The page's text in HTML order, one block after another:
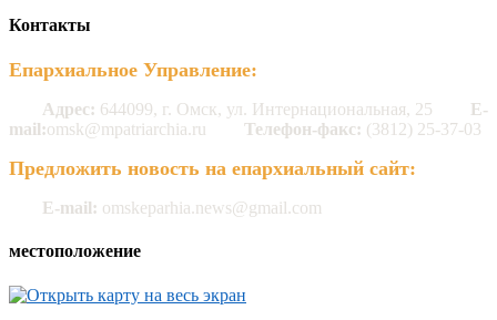
Контакты
Епархиальное Управление:
Адрес: 644099, г. Омск, ул. Интернациональная, 25
E-
mail:omsk@mpatriarchia.ru Телефон-факс: (3812) 25-37-03
Предложить новость на епархиальный сайт:
E-mail: omskeparhia.news@gmail.com
местоположение